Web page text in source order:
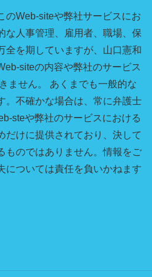
のWeb-siteや弊社サービスにお
な人事管理、雇用者、職場、保
全を期していますが、山口憲和
siteの内容や弊社のサービス
ません。 あくまでも一般的な
。不確かな場合は、常に弁護士
steや弊社のサービスにおける
だけに提供されており、決して
ものではありません。情報をご
については責任を負いかねます